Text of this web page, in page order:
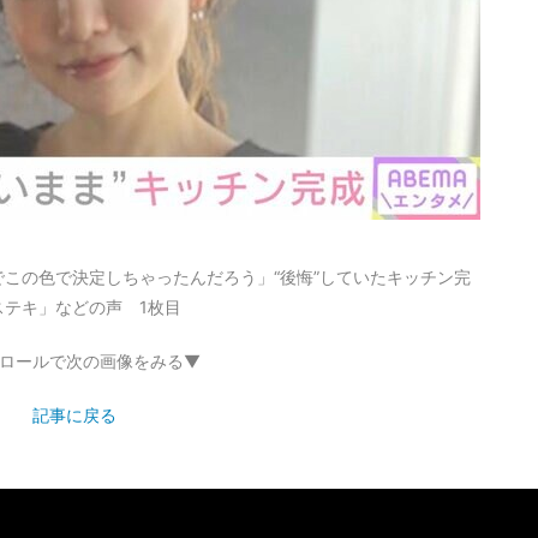
の色で決定しちゃったんだろう」“後悔”していたキッチン完
テキ」などの声 1枚目
ールで次の画像をみる▼
記事に戻る